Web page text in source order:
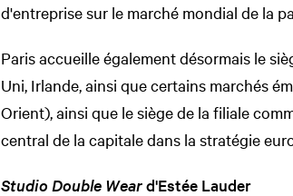
d'entreprise sur le marché mondial de la
Paris accueille également désormais le
Uni, Irlande, ainsi que certains marchés
Orient), ainsi que le siège de la filiale
central de la capitale dans la stratégie
Studio Double Weard'Estée Lauder